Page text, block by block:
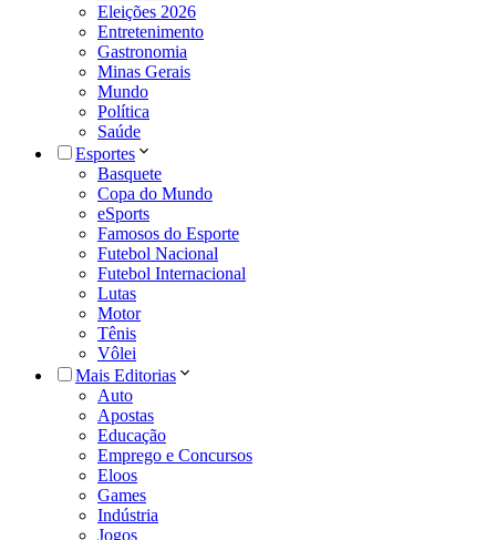
Eleições 2026
Entretenimento
Gastronomia
Minas Gerais
Mundo
Política
Saúde
Esportes
Basquete
Copa do Mundo
eSports
Famosos do Esporte
Futebol Nacional
Futebol Internacional
Lutas
Motor
Tênis
Vôlei
Mais Editorias
Auto
Apostas
Educação
Emprego e Concursos
Eloos
Games
Indústria
Jogos